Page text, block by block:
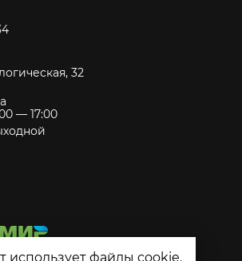
использует файлы cookie.
32
— 17:00